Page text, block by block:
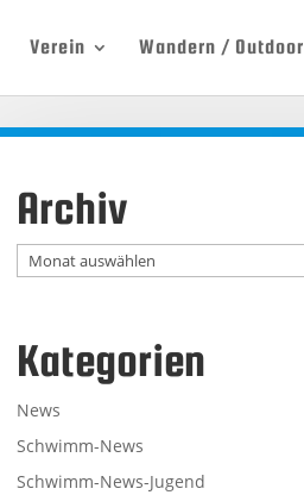
Verein Wandern / Outdoor
Archiv
Archiv
Kategorien
News
Schwimm-News
Schwimm-News-Jugend